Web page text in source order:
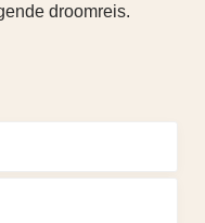
droomreis.